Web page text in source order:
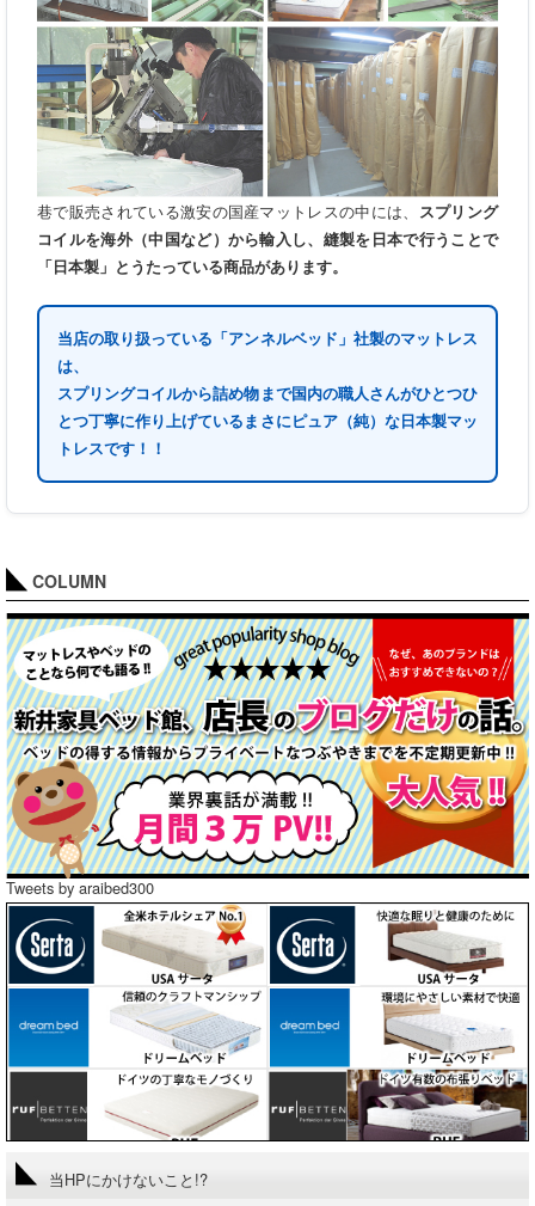
巷で販売されている激安の国産マットレスの中には、 スプリング
コイルを海外（中国など）から輸入し、縫製を日本で行うことで
「日本製」とうたっている商品があります。
当店の取り扱っている「アンネルベッド」社製のマットレス
は、
スプリングコイルから詰め物まで国内の職人さんがひとつひ
とつ丁寧に作り上げているまさにピュア（純）な日本製マッ
トレスです！！
COLUMN
Tweets by araibed300
当HPにかけないこと!?